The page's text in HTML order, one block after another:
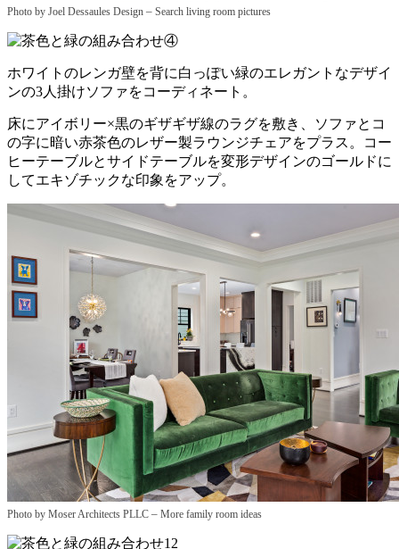
Photo by Joel Dessaules Design – Search living room pictures
ホワイトのレンガ壁を背に白っぽい緑のエレガントなデザイ
ンの3人掛けソファをコーディネート。
床にアイボリー×黒のギザギザ線のラグを敷き、ソファとコ
の字に暗い赤茶色のレザー製ラウンジチェアをプラス。コー
ヒーテーブルとサイドテーブルを変形デザインのゴールドに
してエキゾチックな印象をアップ。
Photo by Moser Architects PLLC – More family room ideas